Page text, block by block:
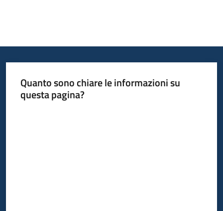
Quanto sono chiare le informazioni su
questa pagina?